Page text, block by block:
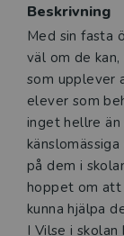
Beskrivning
Med sin fasta
väl om de
som upplever
elever som
inget hellre än
på dem i
hoppet om att
kunna hjälpa
I Vilse i skolan